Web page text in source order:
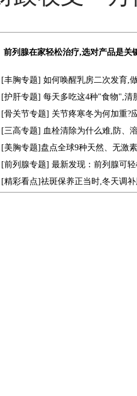
前列腺在家轻松治疗,选对产品是关
[丰胸专题] 如何唤醒乳房二次发育,
[护肝专题] 每天多吃这4种"食物",清
[骨关节专题] 关节疼寒冬为何加重?
[三高专题] 血栓清除为什么难,防、
[美胸专题]盘点全球9种天然、无激
[前列腺专题] 最新发现：前列腺可
[精彩看点]祛斑保养正当时,冬天调